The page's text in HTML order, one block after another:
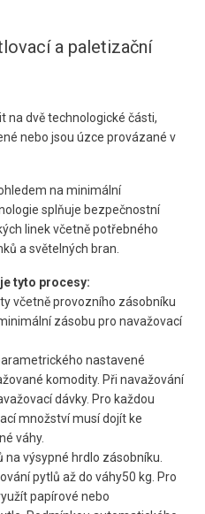
a paletizační
na dvě technologické části,
nebo jsou úzce provázané v
na minimální
splňuje bezpečnostní
linek včetně potřebného
a světelných bran.
tyto procesy:
včetně provozního zásobníku
zásobu pro navažovací
nastavené
komodity. Při navažování
dávky. Pro každou
množství musí dojít ke
váhy.
výsypné hrdlo zásobníku.
pytlů až do váhy50 kg. Pro
papírové nebo